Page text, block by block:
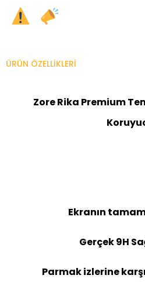
ÜRÜN ÖZELLIKLERI
Zore Rika Premium
Ekranın
Gerçek 9H
Parmak izlerine